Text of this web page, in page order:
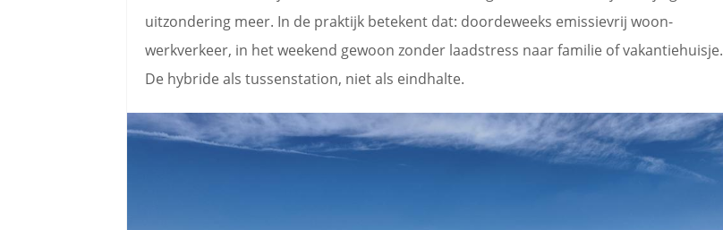
uitzondering meer. In de praktijk betekent dat: doordeweeks emissievrij woon-
werkverkeer, in het weekend gewoon zonder laadstress naar familie of vakantiehuisje.
De hybride als tussenstation, niet als eindhalte.